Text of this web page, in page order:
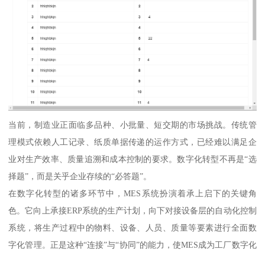
当前，制造业正面临多品种、小批量、短交期的市场挑战。传统管
理模式依赖人工记录、纸质单据传递的运作方式，已经难以满足企
业对生产效率、质量追溯和成本控制的要求。数字化转型不再是“选
择题”，而是关乎企业存续的“必答题”。
在数字化转型的诸多环节中，MES系统扮演着承上启下的关键角
色。它向上承接ERP系统的生产计划，向下对接设备层的自动化控制
系统，将生产过程中的物料、设备、人员、质量等要素进行全面数
字化管理。正是这种“连接”与“协同”的能力，使MES成为工厂数字化